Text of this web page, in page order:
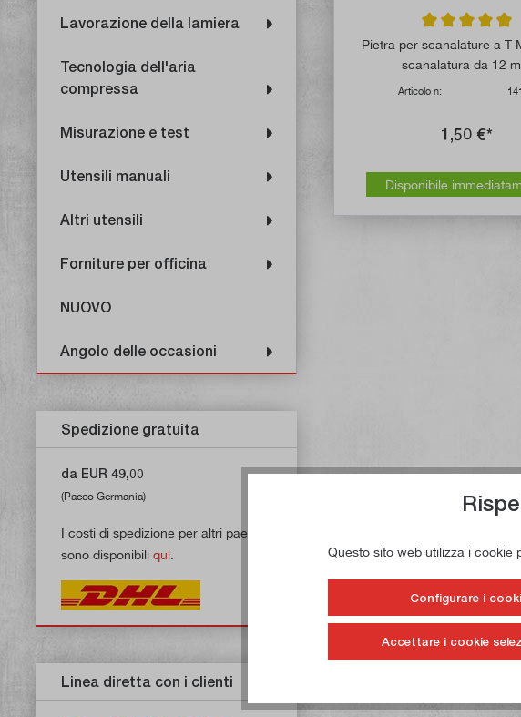
Lavorazione della lamiera
Tecnologia dell'aria
compressa
Misurazione e test
Utensili manuali
Altri utensili
Forniture per officina
NUOVO
Angolo delle occasioni
Spedizione gratuita
da EUR 49,00
(Pacco Germania)
I costi di spedizione per altri paesi
sono disponibili qui.
Linea diretta con i clienti
Valutazione
Pietra per scanalature a T
scanalatura da 12
Articolo n:
1,50 €*
Disponibile
Questo sito web utilizza i cookie
Configurare i
Accettare i cookie